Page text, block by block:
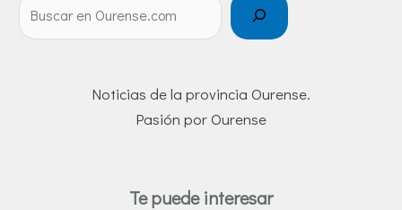
Noticias de la provincia Ourense.
Pasión por Ourense
Te puede interesar